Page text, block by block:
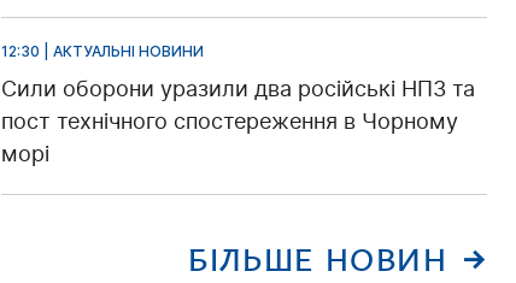
12:30 | АКТУАЛЬНІ НОВИНИ
Сили оборони уразили два російські НПЗ та
пост технічного спостереження в Чорному
морі
БІЛЬШЕ НОВИН